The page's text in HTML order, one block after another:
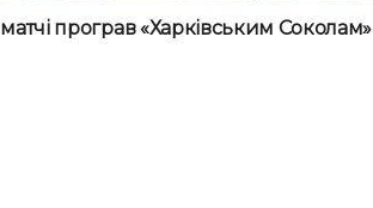
програв «Харківським Соколам»